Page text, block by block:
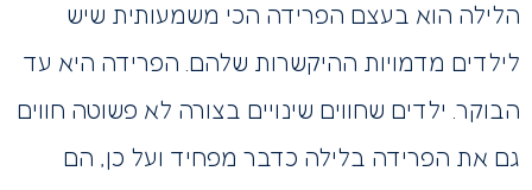
הלילה הוא בעצם הפרידה הכי משמעותית שיש
לילדים מדמויות ההיקשרות שלהם. הפרידה היא עד
הבוקר. ילדים שחווים שינויים בצורה לא פשוטה חווים
גם את הפרידה בלילה כדבר מפחיד ועל כן, הם